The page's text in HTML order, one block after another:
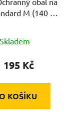
M (140 x
Skladem
195 Kč
KOŠÍKU